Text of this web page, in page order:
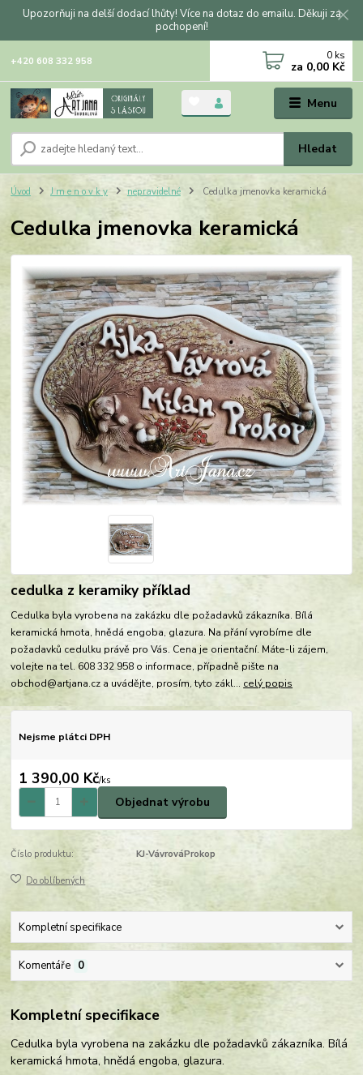
Upozorňuji na delší dodací lhůty! Více na dotaz do emailu. Děkuji za
pochopení!
Menu
Hledat
+420 608 332 958 0 ks
za 0,00 Kč
Úvod J m e n o v k y nepravidelné Cedulka jmenovka keramická
Cedulka jmenovka keramická
cedulka z keramiky příklad
Cedulka byla vyrobena na zakázku dle požadavků zákazníka. Bílá
keramická hmota, hnědá engoba, glazura. Na přání vyrobíme dle
požadavků cedulku právě pro Vás. Cena je orientační. Máte-li zájem,
volejte na tel. 608 332 958 o informace, případně pište na
obchod@artjana.cz a uvádějte, prosím, tyto zákl... celý popis
Nejsme plátci DPH
1 390,00 Kč/ks
Objednat výrobu
Číslo produktu: KJ-VávrováProkop
Do oblíbených
Kompletní specifikace
Komentáře 0
Kompletní specifikace
Cedulka byla vyrobena na zakázku dle požadavků zákazníka. Bílá
keramická hmota, hnědá engoba, glazura.